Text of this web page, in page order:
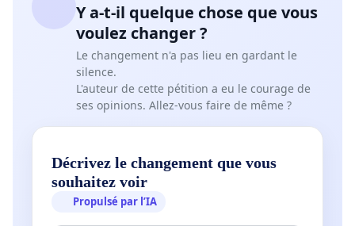
Y a-t-il quelque chose que vous
voulez changer ?
Le changement n'a pas lieu en gardant le
silence.
L'auteur de cette pétition a eu le courage de
ses opinions. Allez-vous faire de même ?
Décrivez le changement que vous
souhaitez voir
Propulsé par l’IA